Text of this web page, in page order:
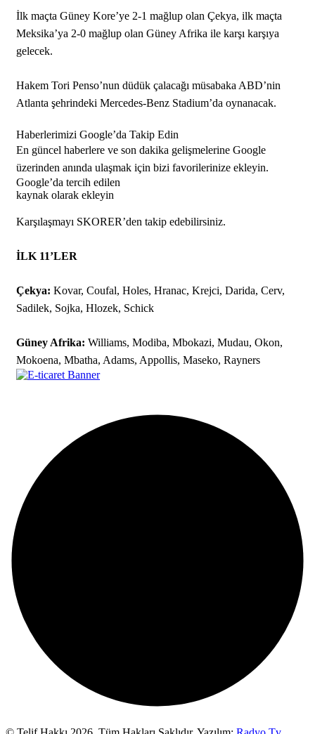
İlk maçta Güney Kore’ye 2-1 mağlup olan Çekya, ilk maçta
Meksika’ya 2-0 mağlup olan Güney Afrika ile karşı karşıya
gelecek.
Hakem Tori Penso’nun düdük çalacağı müsabaka ABD’nin
Atlanta şehrindeki Mercedes-Benz Stadium’da oynanacak.
Haberlerimizi Google’da Takip Edin
En güncel haberlere ve son dakika gelişmelerine Google
üzerinden anında ulaşmak için bizi favorilerinize ekleyin.
Google’da tercih edilen
kaynak olarak ekleyin
Karşılaşmayı SKORER’den takip edebilirsiniz.
İLK 11’LER
Çekya: Kovar, Coufal, Holes, Hranac, Krejci, Darida, Cerv,
Sadilek, Sojka, Hlozek, Schick
Güney Afrika: Williams, Modiba, Mbokazi, Mudau, Okon,
Mokoena, Mbatha, Adams, Appollis, Maseko, Rayners